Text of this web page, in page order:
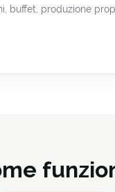
buffet, produzione